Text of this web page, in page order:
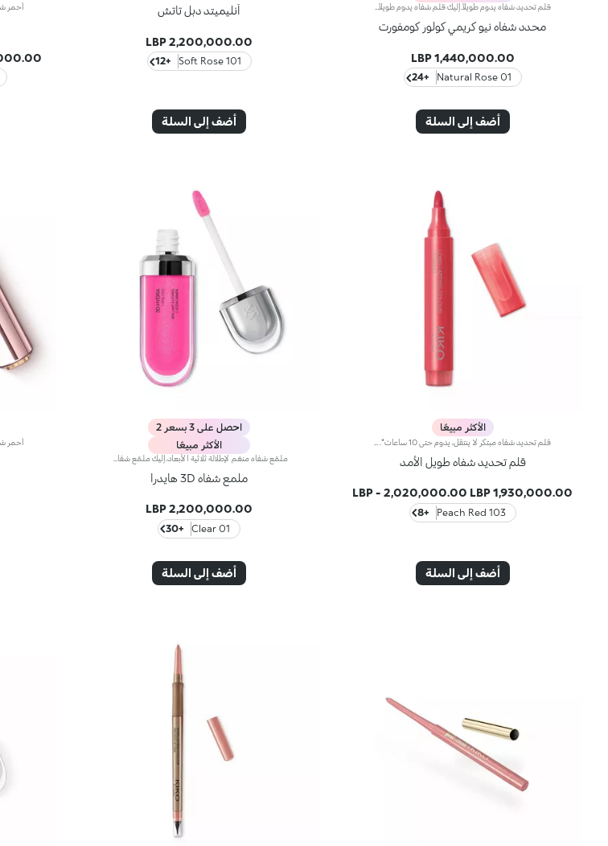
قلم تحديد شفاه يدوم طويلاً.إليك قلم شفاه يدوم طويلاً بألوان غنية يُحدّد أطراف شفتيك بدقة،ويمتاز بتركيبة سلسة تنساب على البشرة وتتغلغل فيها بسلاسة. ويُعدّ هذا المنتج مقاوماً للسيلان والماء، كما يُعزّز ثبات أحمر الشفاه من دون تلطّخ.منتج مُختبر من قبل أطباء الجلد.لا يؤدّي إلى ظهور الرؤوس السوداء.
محدد شفاه نيو كريمي كولور كومفورت
1,440,000.00 LBP
01 Natural Rose
+24
أضف إلى السلة
أنليميتد دبل تاتش
2,200,000.00 LBP
101 Soft Rose
+12
أضف إلى السلة
LBP
الأكثر مبيعًا
قلم تحديد شفاه طويل الأمد
1,930,000.00 LBP
-2,020,000.00 LBP
103 Peach Red
+8
أضف إلى السلة
احصل على 3 بسعر 2
الأكثر مبيعًا
ملمع شفاه 3D هايدرا
2,200,000.00 LBP
01 Clear
+30
أضف إلى السلة